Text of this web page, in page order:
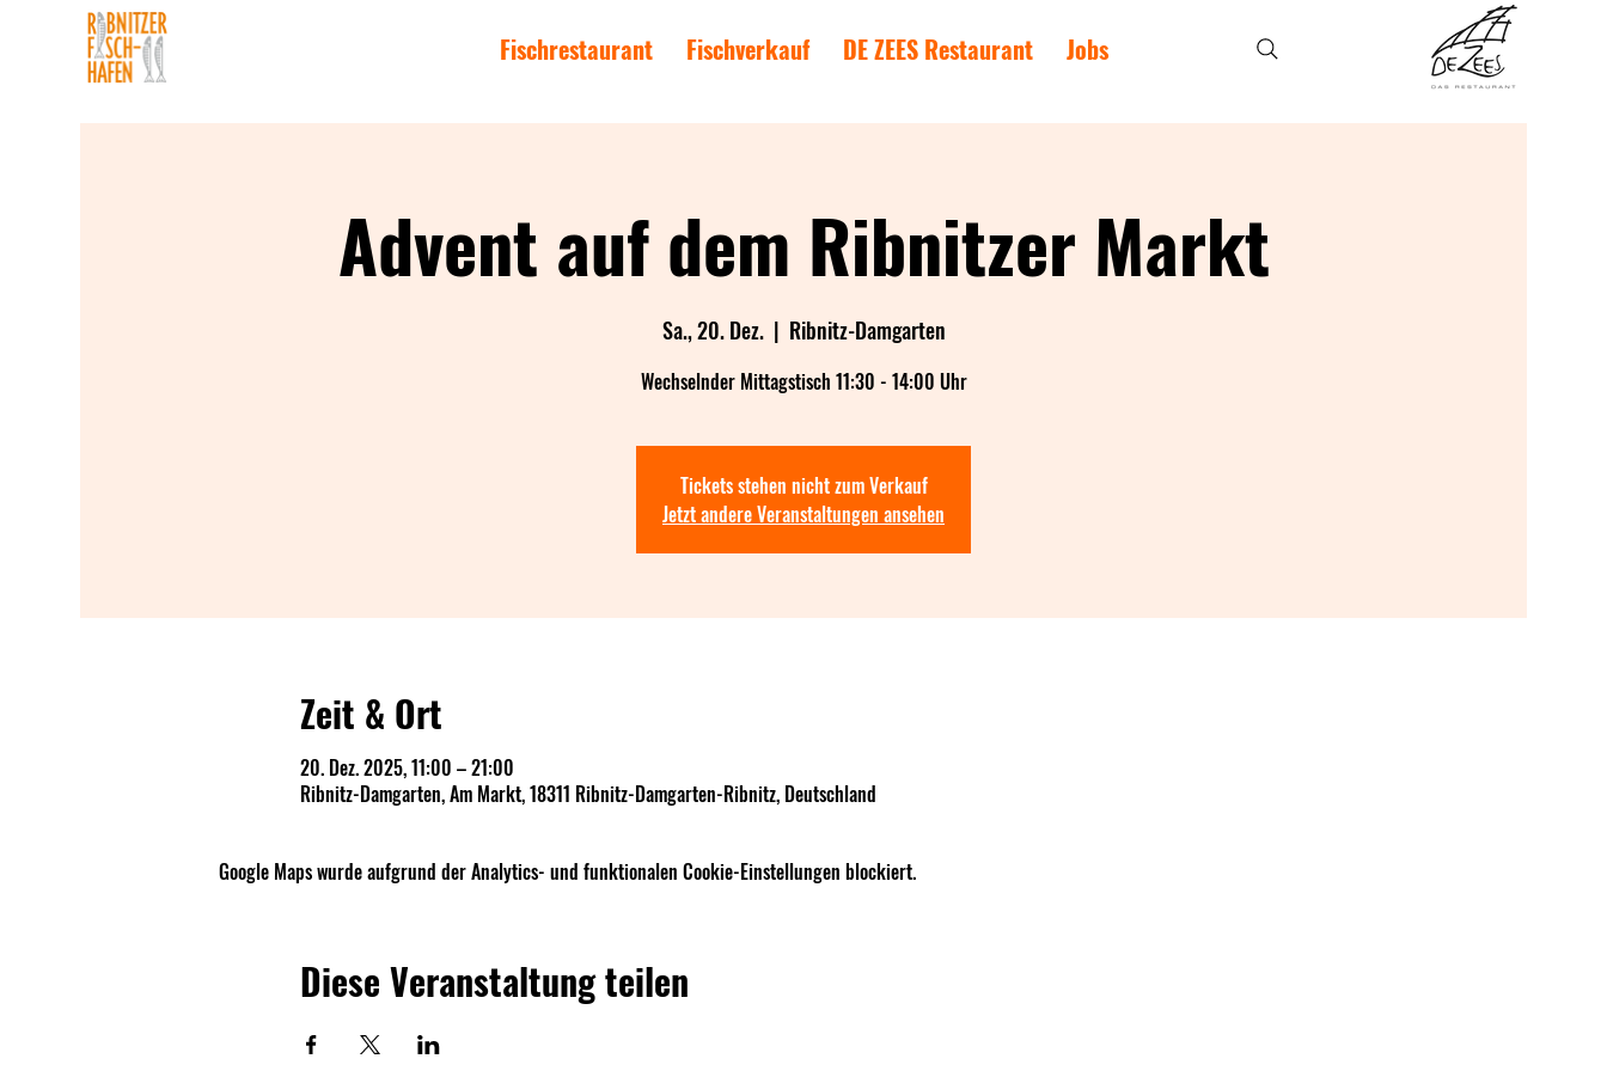
Fischrestaurant Fischverkauf DE ZEES Restaurant Jobs
Advent auf dem Ribnitzer Markt
Sa., 20. Dez.
  |
Ribnitz-Damgarten
Wechselnder Mittagstisch 11:30 - 14:00 Uhr
Tickets stehen nicht zum Verkauf
Jetzt andere Veranstaltungen ansehen
Zeit & Ort
20. Dez. 2025, 11:00 – 21:00
Ribnitz-Damgarten, Am Markt, 18311 Ribnitz-Damgarten-Ribnitz, Deutschland
Google Maps wurde aufgrund der Analytics- und funktionalen Cookie-Einstellungen blockiert.
Diese Veranstaltung teilen